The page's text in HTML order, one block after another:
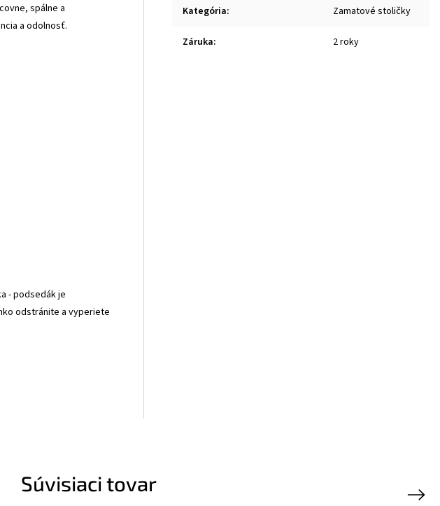
spálne a
a odolnosť.
- podsedák je
odstránite a vyperiete
Kategória: Zamatové stoličky
Záruka: 2 roky
Súvisiaci tovar Next